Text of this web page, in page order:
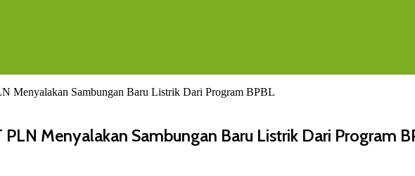
Menyalakan Sambungan Baru Listrik Dari Program BPBL
PLN Menyalakan Sambungan Baru Listrik Dari Program